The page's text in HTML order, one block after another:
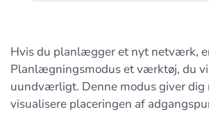
Hvis du planlægger et nyt netværk,
Planlægningsmodus et værktøj, du
uundværligt. Denne modus giver dig
visualisere placeringen af